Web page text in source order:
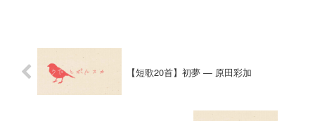
【短歌20首】初夢 — 原田彩加